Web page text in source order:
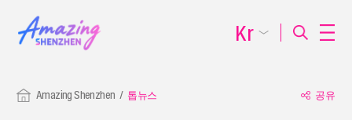
Amazing Shenzhen 톱뉴스 공유
Kr